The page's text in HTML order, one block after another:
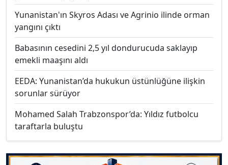
Yunanistan'ın Skyros Adası ve Agrinio ilinde orman
yangını çıktı
Babasının cesedini 2,5 yıl dondurucuda saklayıp
emekli maaşını aldı
EEDA: Yunanistan’da hukukun üstünlüğüne ilişkin
sorunlar sürüyor
Mohamed Salah Trabzonspor’da: Yıldız futbolcu
taraftarla buluştu